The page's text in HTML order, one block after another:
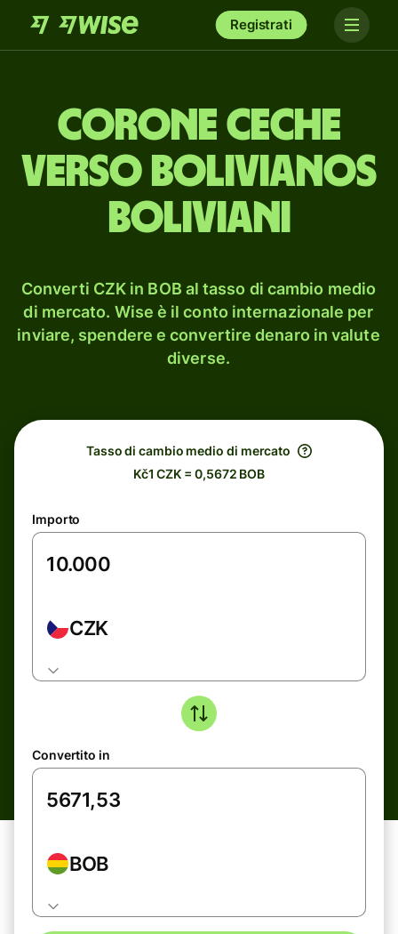
Registrati
corone ceche
verso bolivianos
boliviani
Converti CZK in BOB al tasso di cambio medio
di mercato. Wise è il conto internazionale per
inviare, spendere e convertire denaro in valute
diverse.
Tasso di cambio medio di mercato
Kč1 CZK = 0,5672 BOB
Importo
CZK
Convertito in
BOB